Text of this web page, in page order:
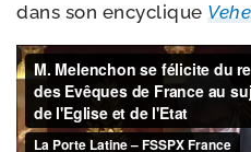
dans son ency­clique